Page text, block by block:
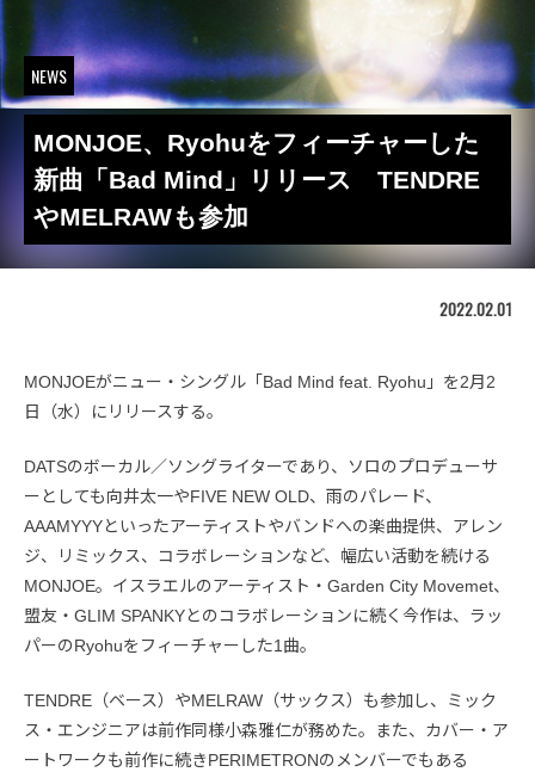
NEWS
MONJOE、Ryohuをフィーチャーした
新曲「Bad Mind」リリース TENDRE
やMELRAWも参加
2022.02.01
MONJOEがニュー・シングル「Bad Mind feat. Ryohu」を2月2
日（水）にリリースする。
DATSのボーカル／ソングライターであり、ソロのプロデューサ
ーとしても向井太一やFIVE NEW OLD、雨のパレード、
AAAMYYYといったアーティストやバンドへの楽曲提供、アレン
ジ、リミックス、コラボレーションなど、幅広い活動を続ける
MONJOE。イスラエルのアーティスト・Garden City Movemet、
盟友・GLIM SPANKYとのコラボレーションに続く今作は、ラッ
パーのRyohuをフィーチャーした1曲。
TENDRE（ベース）やMELRAW（サックス）も参加し、ミック
ス・エンジニアは前作同様小森雅仁が務めた。また、カバー・ア
ートワークも前作に続きPERIMETRONのメンバーでもある